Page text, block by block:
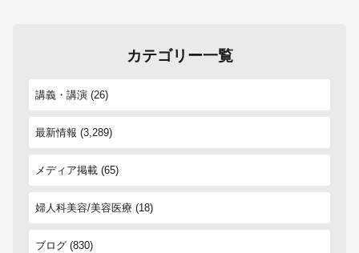
カテゴリー一覧
講義・講演 (26)
最新情報 (3,289)
メディア掲載 (65)
婦人科美容/美容医療 (18)
ブログ (830)